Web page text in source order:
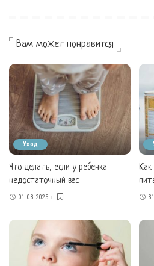
Вам может понравится
Уход
Что делать, если у ребенка
недостаточный вес
01.08.2025
Как